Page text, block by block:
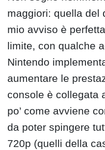
maggiori: quella del
mio avviso è
limite, con qualche
Nintendo
aumentare le
console è collegata
po’ come avviene
da poter spingere
720p (quelli della